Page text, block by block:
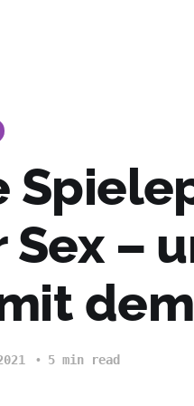
Sex –
5 min read